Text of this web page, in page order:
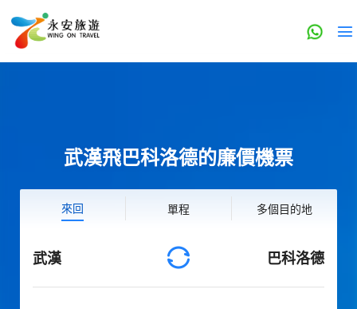
武漢飛巴科洛德的廉價機票
來回 單程 多個目的地
武漢 巴科洛德